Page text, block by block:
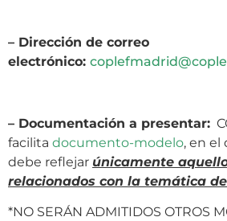
– Dirección de correo
electrónico:
– Documentación a presentar:
facilita documento-modelo, en el
debe reflejar únicamente
relacionados con la temática
*NO SERÁN ADMITIDOS OTROS